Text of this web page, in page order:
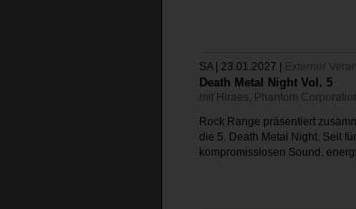
SA | 23.01.2027 | Externer
Death Metal Night Vol. 5
mit Hiraes, Phantom
Rock Range präsentiert
die 5. Death Metal Night. Seit
kompromisslosen Sound,